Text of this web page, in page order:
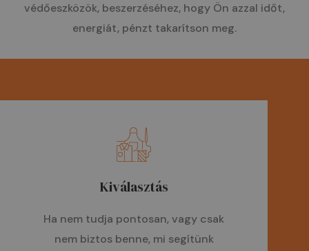
védőeszközök, beszerzéséhez, hogy Ön azzal időt,
energiát, pénzt takarítson meg.
Kiválasztás
Ha nem tudja pontosan, vagy csak
nem biztos benne, mi segítünk